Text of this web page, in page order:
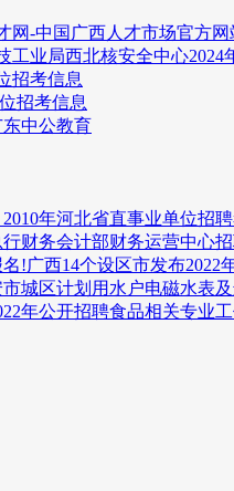
网-中国广西人才市场官方
工业局西北核安全中心2024
招考信息
招考信息
中公教育
年河北省直事业单位招
财务会计部财务运营中心
!广西14个设区市发布2022
城区计划用水户电磁水表
年公开招聘食品相关专业